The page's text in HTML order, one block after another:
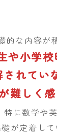
的な内容が
や小学
れてい
難しく
特に数学や
が定着し